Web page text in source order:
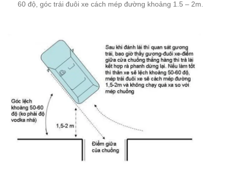
60 độ, góc trái đuôi xe cách mép đường khoảng 1.5 – 2m.